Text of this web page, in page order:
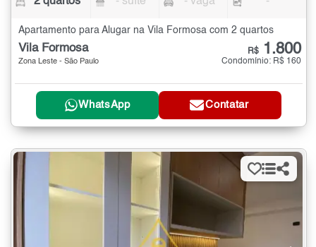
Apartamento para Alugar na Vila Formosa com 2 quartos
Vila Formosa
Zona Leste - São Paulo
R$ 1.800
Condomínio: R$ 160
WhatsApp Contatar